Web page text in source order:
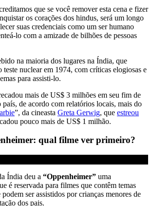
que se você remover esta cena e fizer
os corações dos hindus, será um longo
suas credenciais como um ser humano
lo com a amizade de bilhões de pessoas
na maioria dos lugares na Índia, que
teste nuclear em 1974, com críticas elogiosas e
para assisti-lo.
mais de US$ 3 milhões em seu fim de
país, de acordo com relatórios locais, mais do
”, da cineasta Greta Gerwig, que estreou
pouco mais de US$ 1 milhão.
qual filme ver primeiro?
Índia deu a “Oppenheimer” uma
é reservada para filmes que contêm temas
ser assistidos por crianças menores de
dos pais.